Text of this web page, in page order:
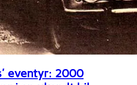
eventyr: 2000